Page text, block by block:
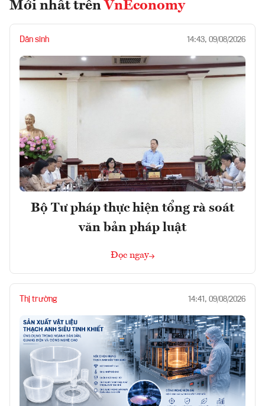
Mới nhất trên VnEconomy
Dân sinh 14:43, 09/08/2026
Bộ Tư pháp thực hiện tổng rà soát
văn bản pháp luật
Đọc ngay
Thị trường 14:41, 09/08/2026